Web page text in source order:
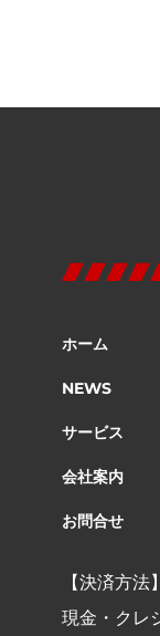
ホーム
NEWS
サービス
会社案内
お問合せ
【決済方法】
現金・クレ